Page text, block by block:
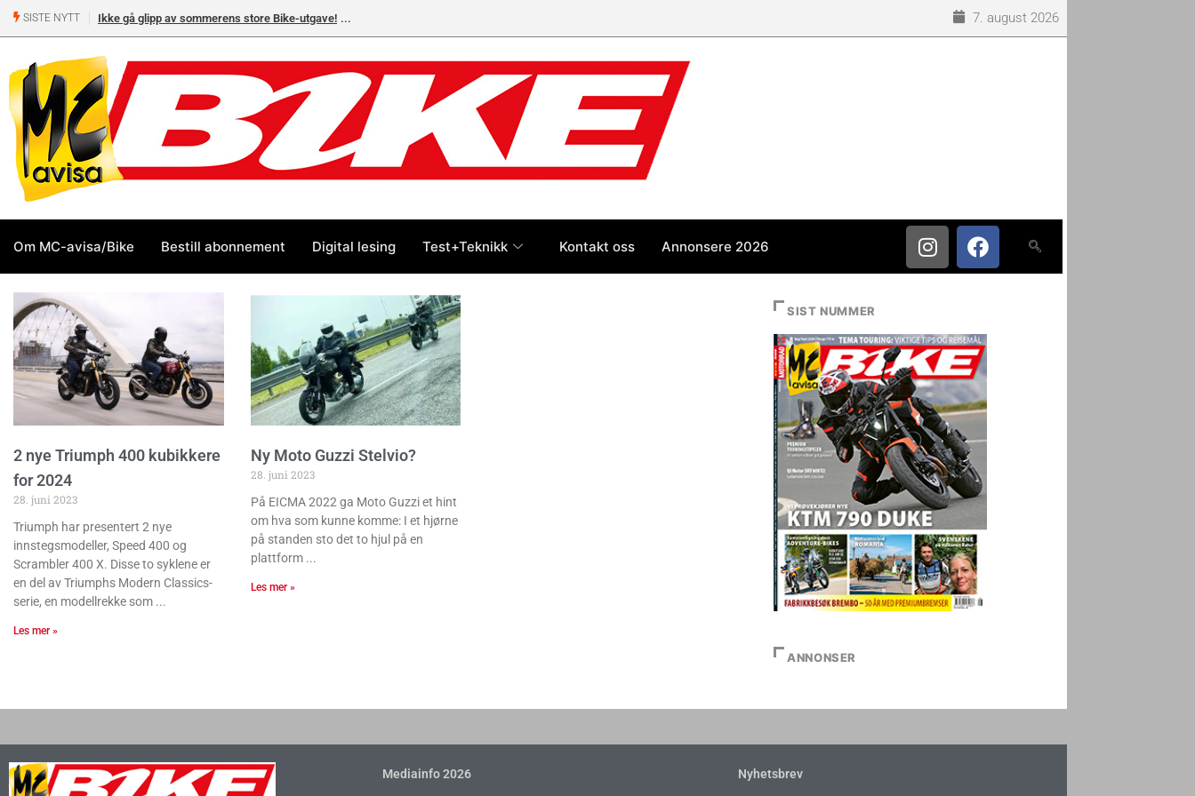
SISTE NYTT Ikke gå glipp av sommerens store Bike-utgave! 7. august 2026
Om MC-avisa/Bike Bestill abonnement Digital lesing Test+Teknikk Kontakt oss Annonsere 2026
2 nye Triumph 400 kubikkere
for 2024
28. juni 2023
Triumph har presentert 2 nye
innstegsmodeller, Speed ​​400 og
Scrambler 400 X. Disse to syklene er
en del av Triumphs Modern Classics-
serie, en modellrekke som
Les mer »
Ny Moto Guzzi Stelvio?
28. juni 2023
På EICMA 2022 ga Moto Guzzi et hint
om hva som kunne komme: I et hjørne
på standen sto det to hjul på en
plattform
Les mer »
SIST NUMMER
ANNONSER
Mediainfo 2026 Nyhetsbrev